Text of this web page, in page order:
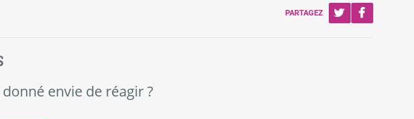
PARTAGEZ
envie de réagir ?